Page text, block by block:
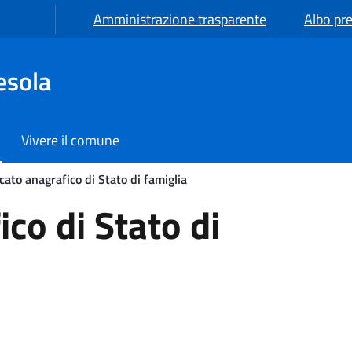
Amministrazione trasparente Albo
Vivere il comune
anagrafico di Stato di famiglia
di famiglia
di Stato di